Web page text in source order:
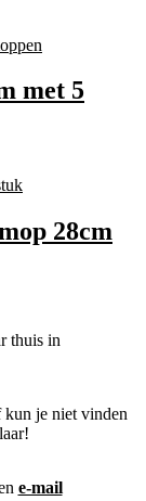
met 5
28cm
kun je niet vinden
e-mail